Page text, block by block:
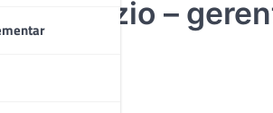
Damazio –
MV